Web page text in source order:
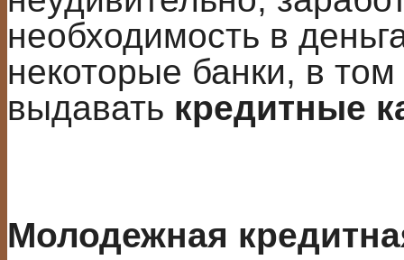
необходимость в
некоторые банки, в
выдавать кредитные
Молодежная